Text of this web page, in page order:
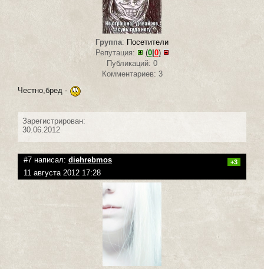
Группа: Посетители
Репутация:
(0|0)
Публикаций: 0
Комментариев: 3
Честно,бред -
Зарегистрирован:
30.06.2012
#7 написал: diehrebmos +3
11 августа 2012 17:28